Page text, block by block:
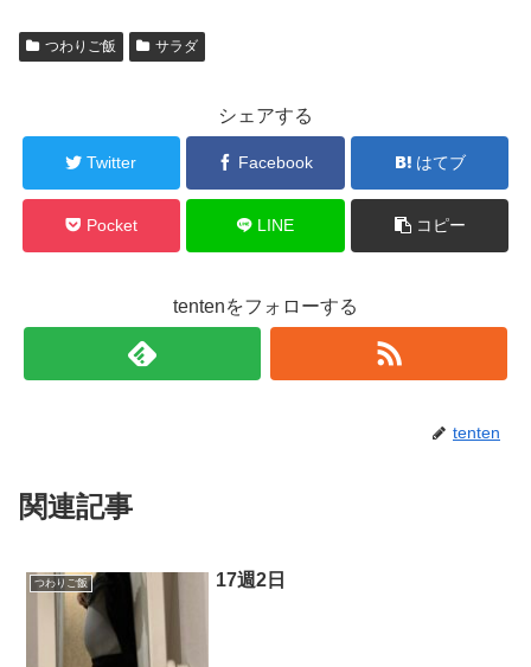
つわりご飯 サラダ
シェアする
Twitter Facebook はてブ
Pocket LINE コピー
tentenをフォローする
tenten
関連記事
つわりご飯 17週2日